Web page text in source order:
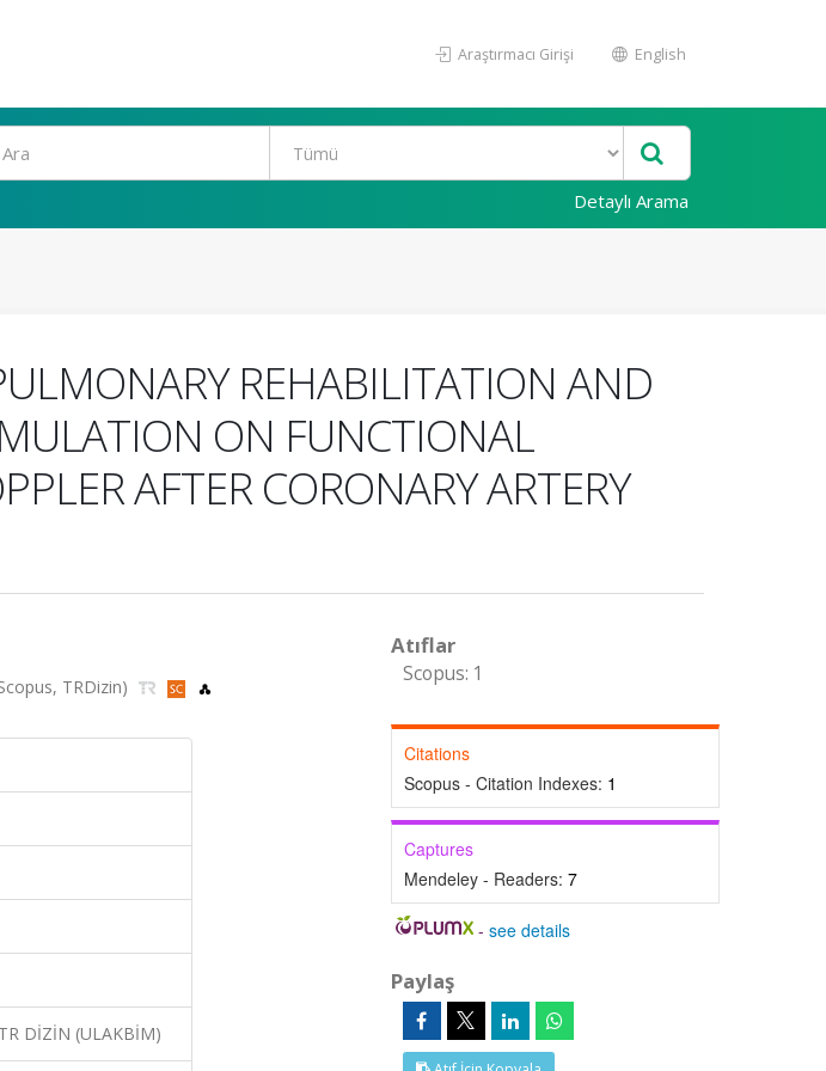
Araştırmacı Girişi English
Detaylı Arama
REHABILITATION AND
ON FUNCTIONAL
AFTER CORONARY ARTERY
TRDizin)
DİZİN (ULAKBİM)
Atıflar
Scopus: 1
Citations
Scopus - Citation Indexes: 1
Captures
Mendeley - Readers: 7
-see details
Paylaş